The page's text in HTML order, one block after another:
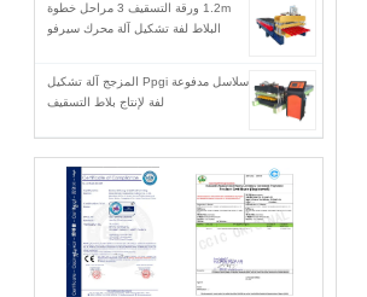
1.2m ورقة التسقيف 3 مراحل خطوة
البلاط لفة تشكيل آلة محرك سيرفو
سلاسل مدفوعة Ppgi المزجج آلة تشكيل
لفة لإنتاج بلاط التسقيف